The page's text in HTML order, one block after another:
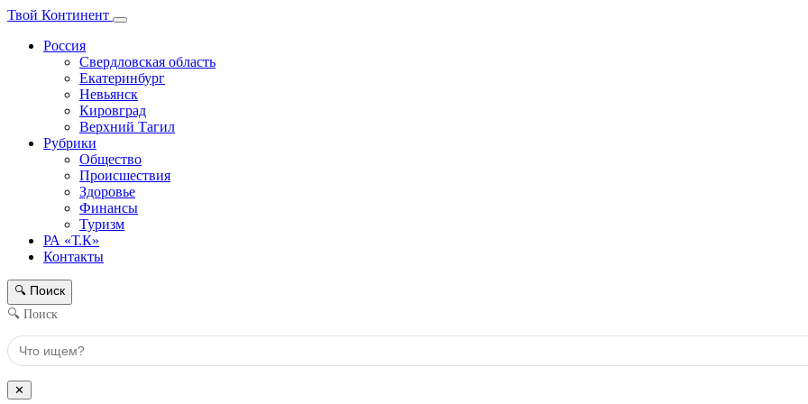
Твой Континент
Россия
Свердловская область
Екатеринбург
Невьянск
Кировград
Верхний Тагил
Рубрики
Общество
Происшествия
Здоровье
Финансы
Туризм
РА «Т.К»
Контакты
🔍 Поиск
🔍 Поиск
✕